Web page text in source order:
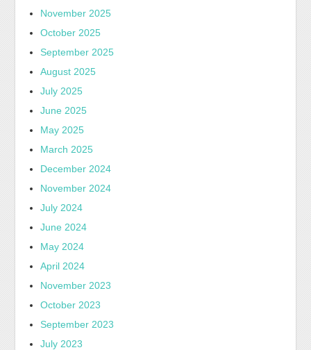
November 2025
October 2025
September 2025
August 2025
July 2025
June 2025
May 2025
March 2025
December 2024
November 2024
July 2024
June 2024
May 2024
April 2024
November 2023
October 2023
September 2023
July 2023